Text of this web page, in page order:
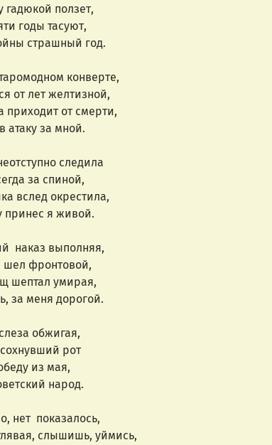
гадюкой ползет,
годы тасуют,
страшный год.
конверте,
от лет желтизной,
приходит от смерти,
атаку за мной.
следила
за спиной,
вслед окрестила,
принес я живой.
наказ выполняя,
шел фронтовой,
шептал умирая,
за меня дорогой.
обжигая,
рот
из мая,
народ.
нет показалось,
слышишь, уймись,